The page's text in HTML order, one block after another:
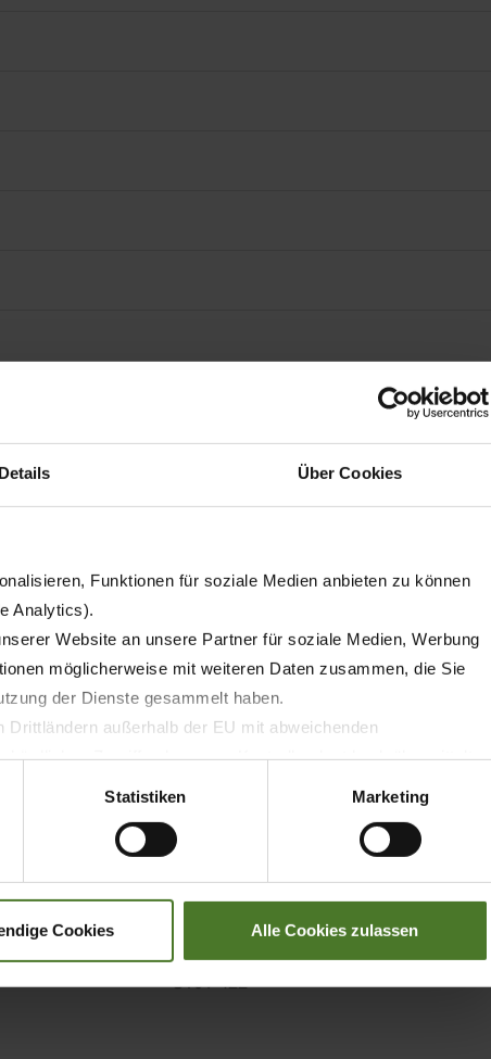
Details Über Cookies
Funktionen für soziale Medien anbieten zu können
Analytics).
Website an unsere Partner für soziale Medien, Werbung
möglicherweise mit weiteren Daten zusammen, die Sie
der Dienste gesammelt haben.
außerhalb der EU mit abweichenden
Zugriffen bzw. von Kontrollverlust bzgl. übermittelter
Statistiken Marketing
Cookies Alle Cookies zulassen
BiG M 450 CV
V-type steel tines
310 / 422